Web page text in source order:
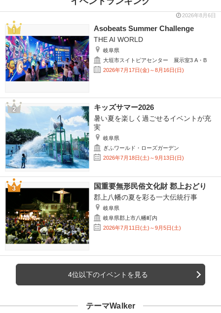
2026年8月6日
Asobeats Summer Challenge
THE AI WORLD
岐阜県
大垣市スイトピアセンター 展示室3 A・B
2026年7月17日(金)～8月16日(日)
キッズサマー2026
暑い夏を楽しく過ごせるイベントが充
実
岐阜県
ぎふワールド・ローズガーデン
2026年7月18日(土)～9月13日(日)
国重要無形民俗文化財 郡上おどり
郡上八幡の夏を彩る一大伝統行事
岐阜県
岐阜県郡上市八幡町内
2026年7月11日(土)～9月5日(土)
4位以下のイベントを見る
テーマWalker